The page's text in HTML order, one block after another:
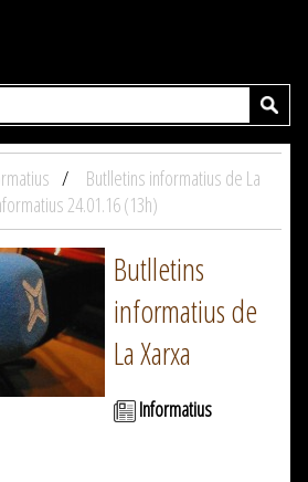
Butlletins informatius de La
24.01.16 (13h)
Butlletins
informatius de
La Xarxa
Informatius